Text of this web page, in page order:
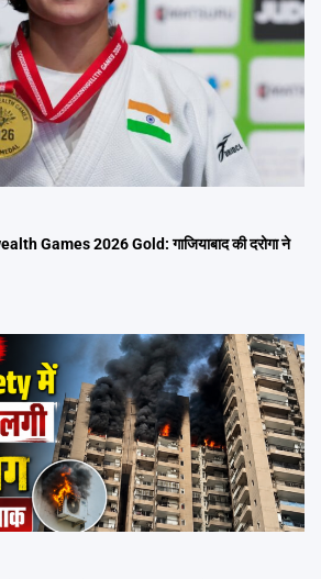
Games 2026 Gold: गाजियाबाद की दरोगा ने